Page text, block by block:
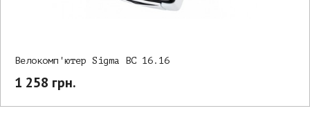
Велокомп'ютер Sigma BC 16.16
1 258 грн.